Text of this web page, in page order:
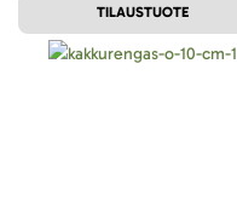
TILAUSTUOTE